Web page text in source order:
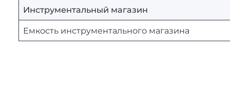
Инструментальный магазин
Емкость инструментального магазина